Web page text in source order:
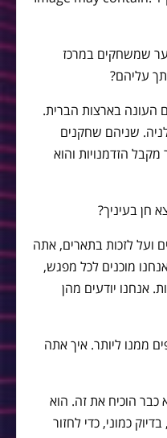
שמשחקים במרכז
עליהם?
העונה בארצות הברית.
שניהם שחקנים
הזדמנויות והוא
חן בעיניך?
ועל לזכות בתארים, אתה
מוכנים לכל מפגש,
אנחנו יודעים מהן
ממנו ליותר. איך אתה
כבר הוכיח את זה. הוא
כמוני, כדי לחזור